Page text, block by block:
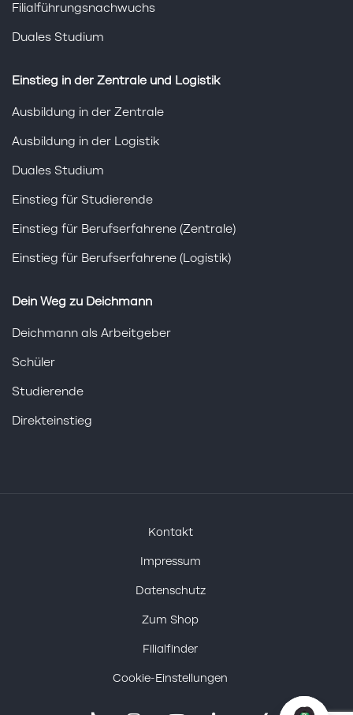
Filialführungsnachwuchs
Duales Studium
Einstieg in der Zentrale und Logistik
Ausbildung in der Zentrale
Ausbildung in der Logistik
Duales Studium
Einstieg für Studierende
Einstieg für Berufserfahrene (Zentrale)
Einstieg für Berufserfahrene (Logistik)
Dein Weg zu Deichmann
Deichmann als Arbeitgeber
Schüler
Studierende
Direkteinstieg
Kontakt
Impressum
Datenschutz
Zum Shop
Filialfinder
Cookie-Einstellungen